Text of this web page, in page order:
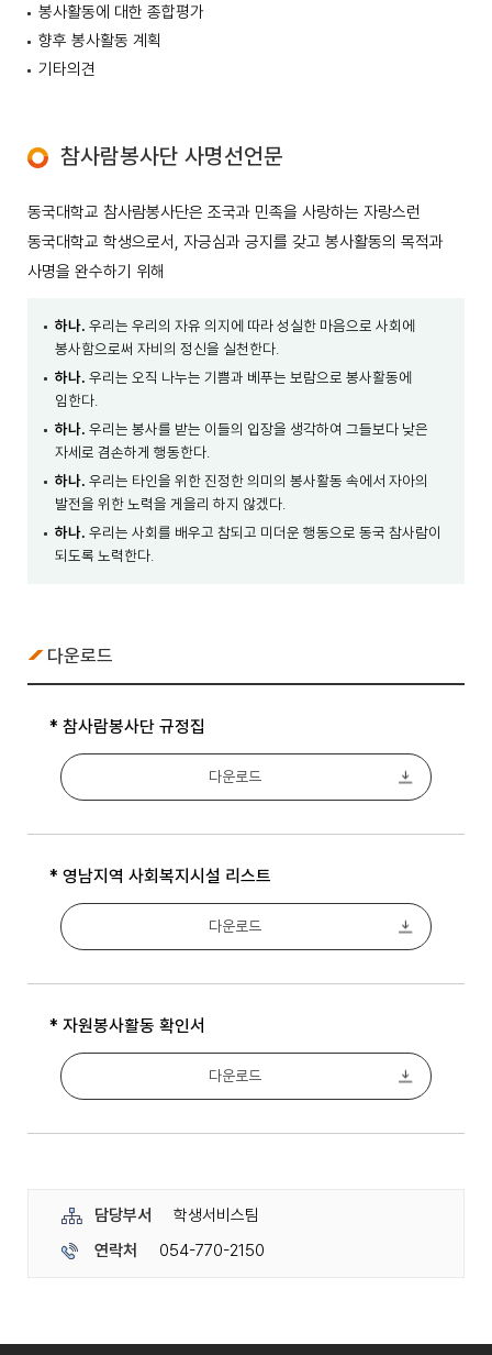
봉사활동에 대한 종합평가
향후 봉사활동 계획
기타의견
참사람봉사단 사명선언문
동국대학교 참사람봉사단은 조국과 민족을 사랑하는 자랑스런
동국대학교 학생으로서, 자긍심과 긍지를 갖고 봉사활동의 목적과
사명을 완수하기 위해
하나. 우리는 우리의 자유 의지에 따라 성실한 마음으로 사회에
봉사함으로써 자비의 정신을 실천한다.
하나. 우리는 오직 나누는 기쁨과 베푸는 보람으로 봉사활동에
임한다.
하나. 우리는 봉사를 받는 이들의 입장을 생각하여 그들보다 낮은
자세로 겸손하게 행동한다.
하나. 우리는 타인을 위한 진정한 의미의 봉사활동 속에서 자아의
발전을 위한 노력을 게을리 하지 않겠다.
하나. 우리는 사회를 배우고 참되고 미더운 행동으로 동국 참사람이
되도록 노력한다.
다운로드
* 참사람봉사단 규정집
다운로드
* 영남지역 사회복지시설 리스트
다운로드
* 자원봉사활동 확인서
다운로드
담당부서
학생서비스팀
연락처
054-770-2150